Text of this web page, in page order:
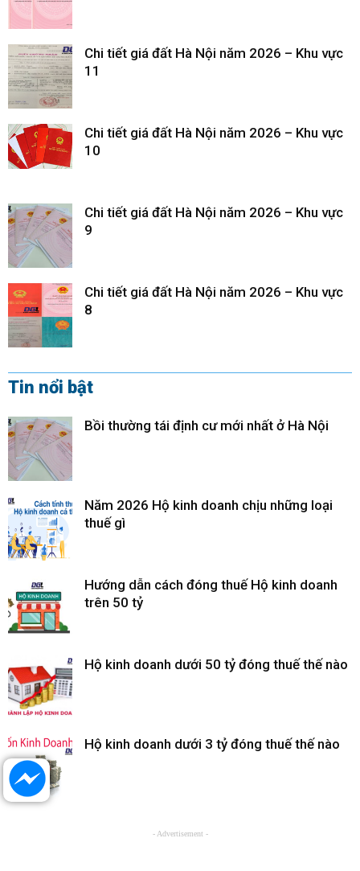
Chi tiết giá đất Hà Nội năm 2026 – Khu vực
11
Chi tiết giá đất Hà Nội năm 2026 – Khu vực
10
Chi tiết giá đất Hà Nội năm 2026 – Khu vực
9
Chi tiết giá đất Hà Nội năm 2026 – Khu vực
8
Tin nổi bật
Bồi thường tái định cư mới nhất ở Hà Nội
Năm 2026 Hộ kinh doanh chịu những loại
thuế gì
Hướng dẫn cách đóng thuế Hộ kinh doanh
trên 50 tỷ
Hộ kinh doanh dưới 50 tỷ đóng thuế thế nào
Hộ kinh doanh dưới 3 tỷ đóng thuế thế nào
- Advertisement -